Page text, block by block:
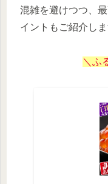
混雑を避けつつ、
イントもご紹介しま
＼ふ